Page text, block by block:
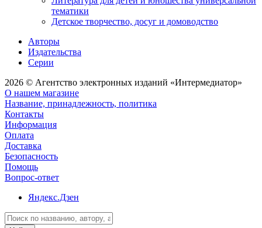
тематики
Детское творчество, досуг и домоводство
Авторы
Издательства
Серии
2026 © Агентство электронных изданий «Интермедиатор»
О нашем магазине
Название, принадлежность, политика
Контакты
Информация
Оплата
Доставка
Безопасность
Помощь
Вопрос-ответ
Яндекс.Дзен